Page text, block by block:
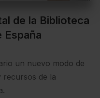
de la Biblioteca
España
un nuevo modo de
recursos de la